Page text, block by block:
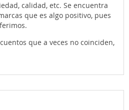
calidad, etc. Se encuentra
que es algo positivo, pues
que a veces no coinciden,